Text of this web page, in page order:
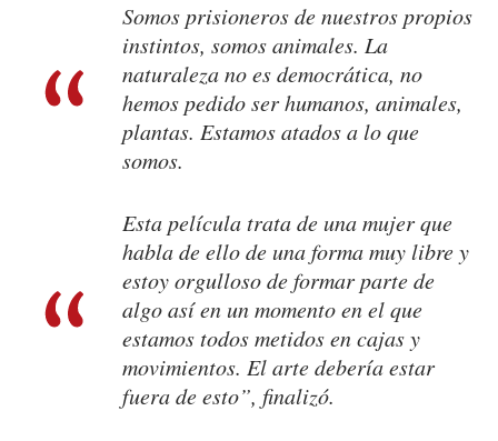
Somos prisioneros de nuestros propios
instintos, somos animales. La
naturaleza no es democrática, no
hemos pedido ser humanos, animales,
plantas. Estamos atados a lo que
somos.
Esta película trata de una mujer que
habla de ello de una forma muy libre y
estoy orgulloso de formar parte de
algo así en un momento en el que
estamos todos metidos en cajas y
movimientos. El arte debería estar
fuera de esto”, finalizó.